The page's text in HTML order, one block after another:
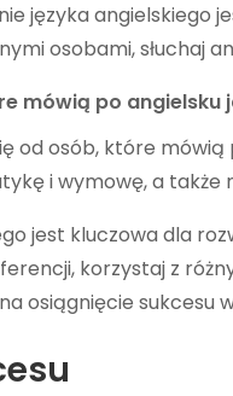
języka angielskiego
osobami, słuchaj
mówią po
od osób, które
i wymowę, a także
jest kluczowa dla
korzystaj z
osiągnięcie sukcesu